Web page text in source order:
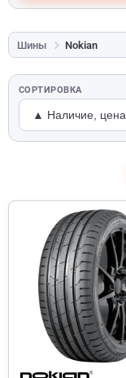
Шины Nokian
СОРТИРОВКА